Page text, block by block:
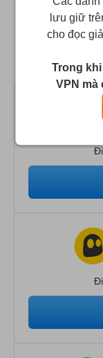
So sánh
lưu giữ
cho đọc
Trong
VPN mà